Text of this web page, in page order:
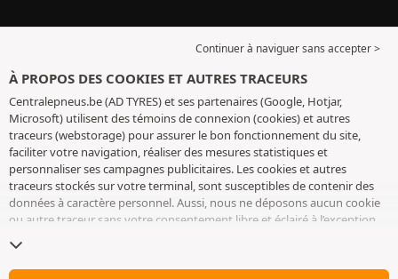
Continuer à naviguer sans accepter >
À PROPOS DES COOKIES ET AUTRES TRACEURS
Centralepneus.be (AD TYRES) et ses partenaires (Google, Hotjar,
Microsoft) utilisent des témoins de connexion (cookies) et autres
traceurs (webstorage) pour assurer le bon fonctionnement du site,
faciliter votre navigation, réaliser des mesures statistiques et
personnaliser ses campagnes publicitaires. Les cookies et autres
traceurs stockés sur votre terminal, sont susceptibles de contenir des
données à caractère personnel. Aussi, nous ne déposons aucun cookie
ou autre traceur sans votre consentement libre et éclairé à l’exception
conservons votre choix pendant 6 mois. Vous pouvez retirer votre
consentement à tout moment en vous rendant sur lapage cookies et